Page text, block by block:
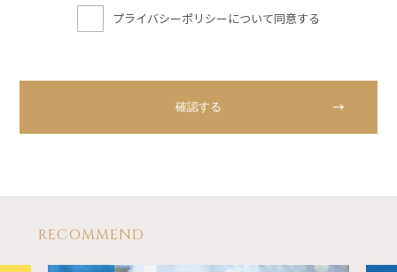
プライバシーポリシーについて同意する
RECOMMEND